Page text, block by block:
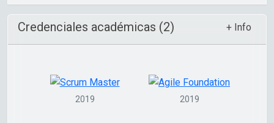
Credenciales académicas (2) + Info
2019 2019